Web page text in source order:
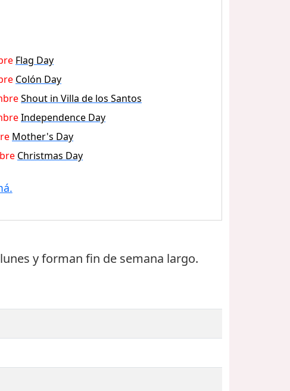
Flag Day
Colón Day
Shout in Villa de los Santos
Independence Day
Mother's Day
Christmas Day
y forman fin de semana largo.